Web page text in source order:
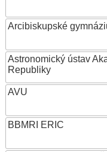
Arcibiskupské
Astronomický ústav
Republiky
AVU
BBMRI ERIC